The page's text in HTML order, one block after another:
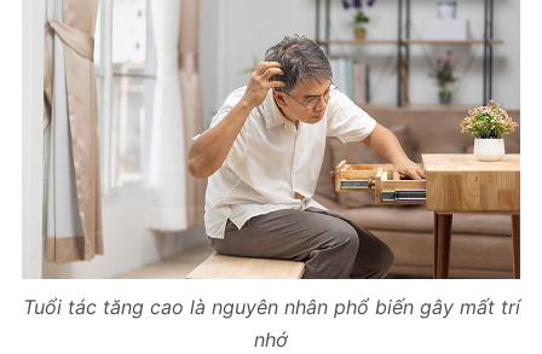
Tuổi tác tăng cao là nguyên nhân phổ biến gây mất trí
nhớ